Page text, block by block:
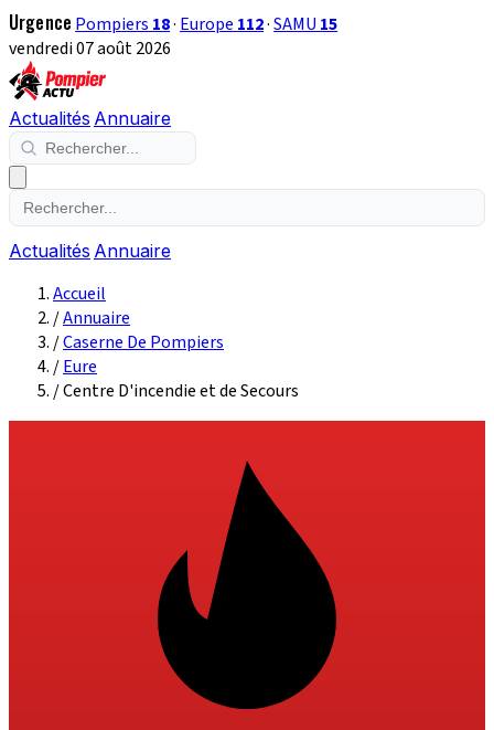
Urgence Pompiers 18· Europe 112·SAMU 15
vendredi 07 août 2026
Actualités Annuaire
Actualités Annuaire
Accueil
/Annuaire
/Caserne De Pompiers
/Eure
/Centre D'incendie et de Secours